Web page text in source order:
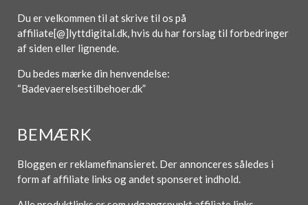
Du er velkommen til at skrive til os på
affiliate[@]lyttdigital.dk, hvis du har forslag til forbedringer
af siden eller lignende.
Du bedes mærke din henvendelse:
“Badevaerelsestilbehoer.dk”
BEMÆRK
Bloggen er reklamefinansieret. Der annonceres således i
form af affiliate links og andet sponseret indhold.